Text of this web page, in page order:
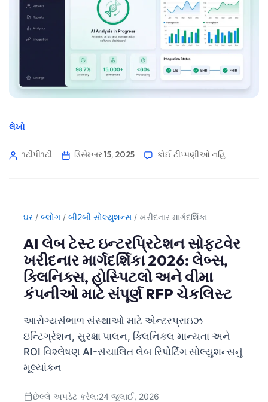
લેખો
૧ટીપી૧ટી ડિસેમ્બર 15, 2025 કોઈ ટીપ્પણીઓ નહિ
ઘર / બ્લોગ / બી2બી સોલ્યુશન્સ / ખરીદનાર માર્ગદર્શિકા
AI લેબ ટેસ્ટ ઇન્ટરપ્રિટેશન સોફ્ટવેર
ખરીદનાર માર્ગદર્શિકા 2026: લેબ્સ,
ક્લિનિક્સ, હોસ્પિટલો અને વીમા
કંપનીઓ માટે સંપૂર્ણ RFP ચેકલિસ્ટ
આરોગ્યસંભાળ સંસ્થાઓ માટે એન્ટરપ્રાઇઝ
ઇન્ટિગ્રેશન, સુરક્ષા પાલન, ક્લિનિકલ માન્યતા અને
ROI વિશ્લેષણ AI-સંચાલિત લેબ રિપોર્ટિંગ સોલ્યુશન્સનું
મૂલ્યાંકન
છેલ્લે અપડેટ કરેલ:24 જુલાઈ, 2026